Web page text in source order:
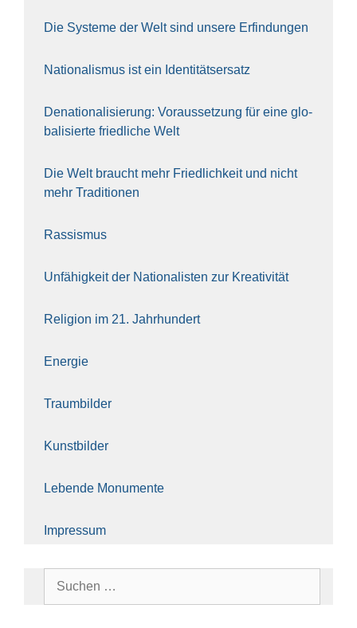
Die Sys­te­me der Welt sind unse­re Erfin­dun­gen
Natio­na­lis­mus ist ein Iden­ti­täts­er­satz
Dena­tio­na­li­sie­rung: Vor­aus­set­zung für eine glo­
ba­li­sier­te fried­li­che Welt
Die Welt braucht mehr Fried­lich­keit und nicht
mehr Tra­di­tio­nen
Ras­sis­mus
Unfä­hig­keit der Natio­na­lis­ten zur Krea­ti­vi­tät
Reli­gi­on im 21. Jahr­hun­dert
Ener­gie
Traum­bil­der
Kunst­bil­der
Leben­de Monu­men­te
Impres­sum